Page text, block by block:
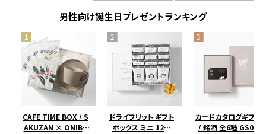
男性向け誕生日プレゼントランキング
CAFE TIME BOX / S
AKUZAN × ONIBU
ドライフリット ギフト
ボックス ミニ 12個
カードカタログギフト
/ 銘酒 全6種 GS03